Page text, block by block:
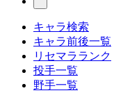
キャラ検索
キャラ前後一覧
リセマラランク
投手一覧
野手一覧